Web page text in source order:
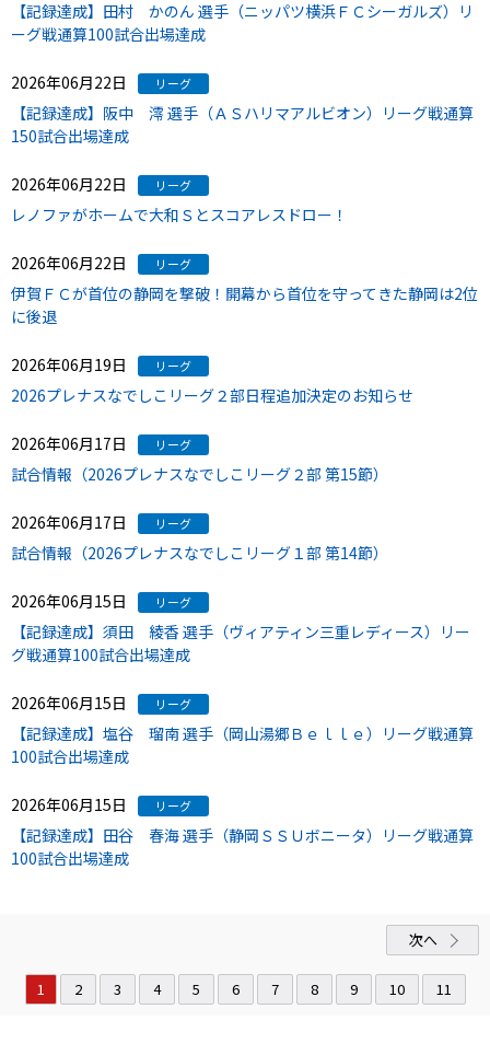
【記録達成】田村 かのん 選手（ニッパツ横浜ＦＣシーガルズ）リ
ーグ戦通算100試合出場達成
2026年06月22日 リーグ
【記録達成】阪中 澪 選手（ＡＳハリマアルビオン）リーグ戦通算
150試合出場達成
2026年06月22日 リーグ
レノファがホームで大和Ｓとスコアレスドロー！
2026年06月22日 リーグ
伊賀ＦＣが首位の静岡を撃破！開幕から首位を守ってきた静岡は2位
に後退
2026年06月19日 リーグ
2026プレナスなでしこリーグ２部日程追加決定のお知らせ
2026年06月17日 リーグ
試合情報（2026プレナスなでしこリーグ２部 第15節）
2026年06月17日 リーグ
試合情報（2026プレナスなでしこリーグ１部 第14節）
2026年06月15日 リーグ
【記録達成】須田 綾香 選手（ヴィアティン三重レディース）リー
グ戦通算100試合出場達成
2026年06月15日 リーグ
【記録達成】塩谷 瑠南 選手（岡山湯郷Ｂｅｌｌｅ）リーグ戦通算
100試合出場達成
2026年06月15日 リーグ
【記録達成】田谷 春海 選手（静岡ＳＳＵボニータ）リーグ戦通算
100試合出場達成
1 2 3 4 5 6 7 8 9 10 11
次へ